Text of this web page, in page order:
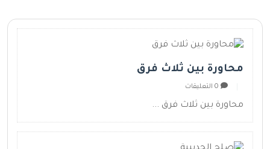
محاورة بين ثلاث فرق
محاورة بين ثلاث فرق ...